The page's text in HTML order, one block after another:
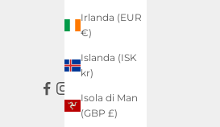
Irlanda (EUR
€)
Islanda (ISK
kr)
Isola di Man
(GBP £)